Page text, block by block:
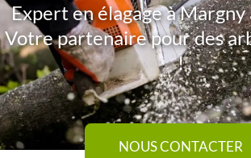
Expert en élagage à Margny
Votre partenaire pour des
!
NOUS CONTACTER